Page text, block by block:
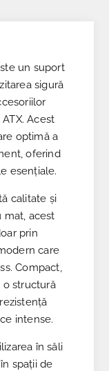
un suport
sigură
Acest
optimă a
oferind
esențiale.
calitate și
mat, acest
prin
care
Compact,
o structură
intense.
în săli
spații de